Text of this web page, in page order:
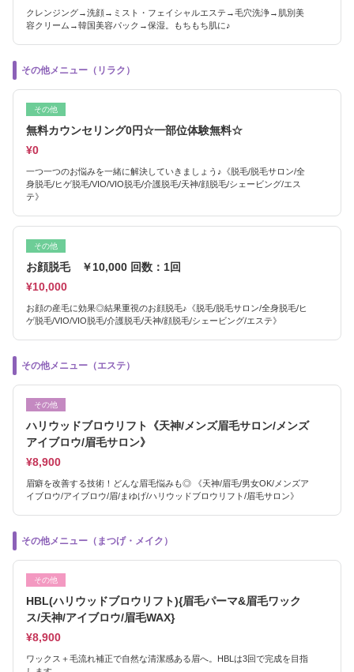
クレンジング→洗顔→ミスト・フェイシャルエステ→毛穴洗浄→肌別美
容クリーム→韓国美容パック→保湿。もちもち肌に♪
その他メニュー（リラク）
その他
無料カウンセリング0円☆一部位体験無料☆
¥0
一つ一つのお悩みを一緒に解決していきましょう♪《脱毛/脱毛サロン/全
身脱毛/ヒゲ脱毛/VIO/VIO脱毛/介護脱毛/天神/顔脱毛/シェービング/エス
テ》
その他
お顔脱毛 ￥10,000 回数：1回
¥10,000
お顔の産毛に効果◎結果重視のお顔脱毛♪《脱毛/脱毛サロン/全身脱毛/ヒ
ゲ脱毛/VIO/VIO脱毛/介護脱毛/天神/顔脱毛/シェービング/エステ》
その他メニュー（エステ）
その他
ハリウッドブロウリフト《天神/メンズ眉毛サロン/メンズ
アイブロウ/眉毛サロン》
¥8,900
眉癖を改善する技術！どんな眉毛悩みも◎ 《天神/眉毛/男女OK/メンズア
イブロウ/アイブロウ/眉/まゆげ/ハリウッドブロウリフト/眉毛サロン》
その他メニュー（まつげ・メイク）
その他
HBL(ハリウッドブロウリフト){眉毛パーマ&眉毛ワック
ス/天神/アイブロウ/眉毛WAX}
¥8,900
ワックス＋毛流れ補正で自然な清潔感ある眉へ。HBLは3回で完成を目指